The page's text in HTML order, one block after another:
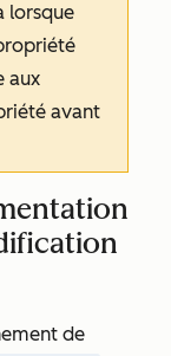
lorsque
aux
avant
de